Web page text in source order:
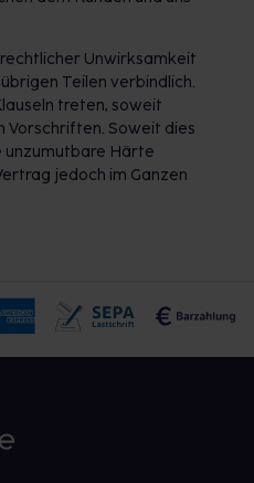
Unwirksamkeit
Teilen verbindlich.
treten, soweit
Vorschriften. Soweit dies
unzumutbare Härte
jedoch im Ganzen